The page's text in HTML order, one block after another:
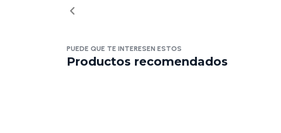
PUEDE QUE TE INTERESEN ESTOS
Productos recomendados